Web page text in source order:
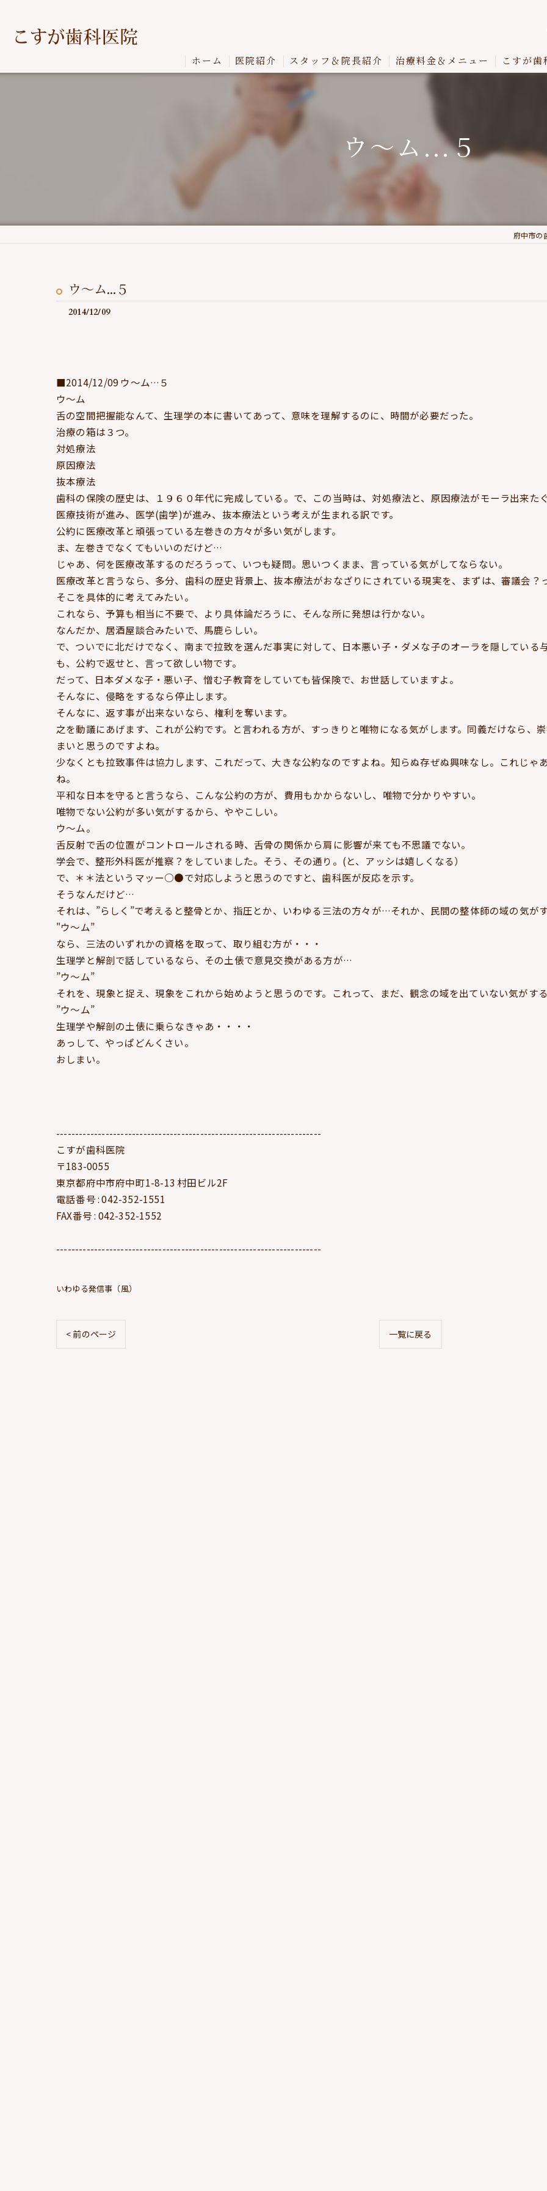
ホーム 医院紹介 スタッフ＆院長紹介 治療料金＆メニュー こすが歯
ウ～ム...５
府中市の
ウ～ム...５
2014/12/09
■2014/12/09 ウ～ム…５
ウ～ム
舌の空間把握能なんて、生理学の本に書いてあって、意味を理解するのに、時間が必要だった。
治療の箱は３つ。
対処療法
原因療法
抜本療法
歯科の保険の歴史は、１９６０年代に完成している。で、この当時は、対処療法と、原因療法がモーラ出来た
医療技術が進み、医学(歯学)が進み、抜本療法という考えが生まれる訳です。
公約に医療改革と頑張っている左巻きの方々が多い気がします。
ま、左巻きでなくてもいいのだけど…
じゃあ、何を医療改革するのだろうって、いつも疑問。思いつくまま、言っている気がしてならない。
医療改革と言うなら、多分、歯科の歴史背景上、抜本療法がおなざりにされている現実を、まずは、審議会？
そこを具体的に考えてみたい。
これなら、予算も相当に不要で、より具体論だろうに、そんな所に発想は行かない。
なんだか、居酒屋談合みたいで、馬鹿らしい。
で、ついでに北だけでなく、南まで拉致を選んだ事実に対して、日本悪い子・ダメな子のオーラを隠している
も、公約で返せと、言って欲しい物です。
だって、日本ダメな子・悪い子、憎む子教育をしていても皆保険で、お世話していますよ。
そんなに、侵略をするなら停止します。
そんなに、返す事が出来ないなら、権利を奪います。
之を動議にあげます、これが公約です。と言われる方が、すっきりと唯物になる気がします。同義だけなら、
まいと思うのですよね。
少なくとも拉致事件は協力します、これだって、大きな公約なのですよね。知らぬ存ぜぬ興味なし。これじゃ
ね。
平和な日本を守ると言うなら、こんな公約の方が、費用もかからないし、唯物で分かりやすい。
唯物でない公約が多い気がするから、ややこしい。
ウ～ム。
舌反射で舌の位置がコントロールされる時、舌骨の関係から肩に影響が来ても不思議でない。
学会で、整形外科医が推察？をしていました。そう、その通り。(と、アッシは嬉しくなる）
で、＊＊法というマッー○●で対応しようと思うのですと、歯科医が反応を示す。
そうなんだけど…
それは、”らしく”で考えると整骨とか、指圧とか、いわゆる三法の方々が…それか、民間の整体師の域の気が
"ウ～ム”
なら、三法のいずれかの資格を取って、取り組む方が・・・
生理学と解剖で話しているなら、その土俵で意見交換がある方が…
”ウ～ム”
それを、現象と捉え、現象をこれから始めようと思うのです。これって、まだ、観念の域を出ていない気がす
”ウ～ム”
生理学や解剖の土俵に乗らなきゃあ・・・・
あっして、やっぱどんくさい。
おしまい。
----------------------------------------------------------------------
こすが歯科医院
〒183-0055
東京都府中市府中町1-8-13 村田ビル2F
電話番号 : 042-352-1551
FAX番号 : 042-352-1552
----------------------------------------------------------------------
いわゆる発信事（風）
< 前のページ 一覧に戻る